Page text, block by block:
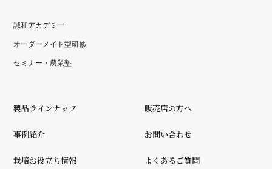
誠和アカデミー
オーダーメイド型研修
セミナー・農業塾
製品ラインナップ
事例紹介
栽培お役立ち情報
販売店の方へ
お問い合わせ
よくあるご質問